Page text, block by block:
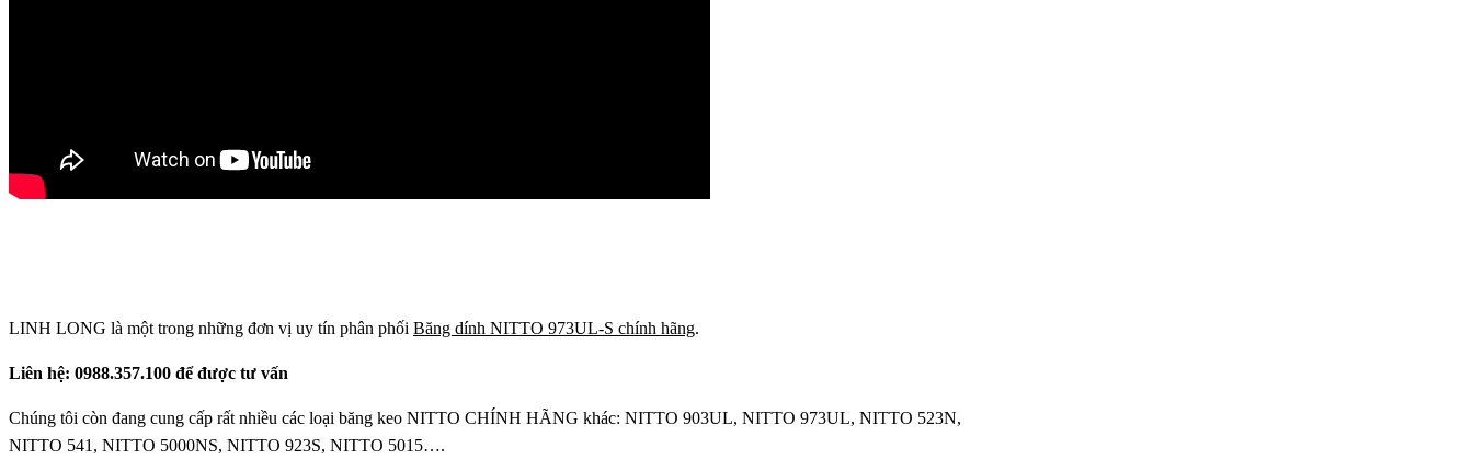
LINH LONG là một trong những đơn vị uy tín phân phối Băng dính NITTO 973UL-S chính hãng.
Liên hệ: 0988.357.100 để được tư vấn
Chúng tôi còn đang cung cấp rất nhiều các loại băng keo NITTO CHÍNH HÃNG khác: NITTO 903UL, NITTO 973UL, NITTO 523N,
NITTO 541, NITTO 5000NS, NITTO 923S, NITTO 5015….